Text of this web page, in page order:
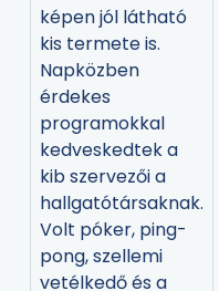
képen jól látható
kis termete is.
Napközben
érdekes
programokkal
kedveskedtek a
kib szervezői a
hallgatótársaknak.
Volt póker, ping-
pong, szellemi
vetélkedő és a